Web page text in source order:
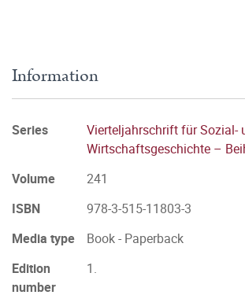
Information
Series
Vierteljahrschrift für Sozial-
Wirtschaftsgeschichte –
Volume
241
ISBN
978-3-515-11803-3
Media type
Book - Paperback
Edition
number
1.